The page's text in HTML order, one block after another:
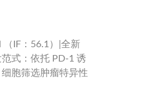
（IF：56.1）|全新
范式：依托 PD-1 诱
细胞筛选肿瘤特异性